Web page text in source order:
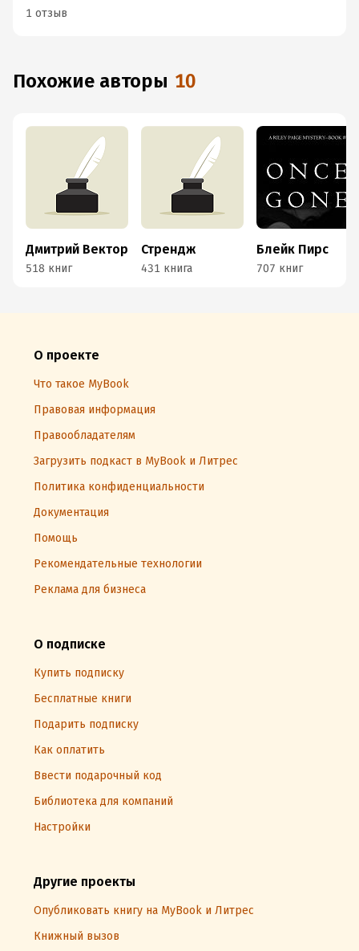
1 отзыв
Похожие авторы 10
Дмитрий Вектор
518 книг
Стрендж
431 книга
Блейк Пирс
707 книг
О проекте
Что такое MyBook
Правовая информация
Правообладателям
Загрузить подкаст в MyBook и Литрес
Политика конфиденциальности
Документация
Помощь
Рекомендательные технологии
Реклама для бизнеса
О подписке
Купить подписку
Бесплатные книги
Подарить подписку
Как оплатить
Ввести подарочный код
Библиотека для компаний
Настройки
Другие проекты
Опубликовать книгу на MyBook и Литрес
Книжный вызов